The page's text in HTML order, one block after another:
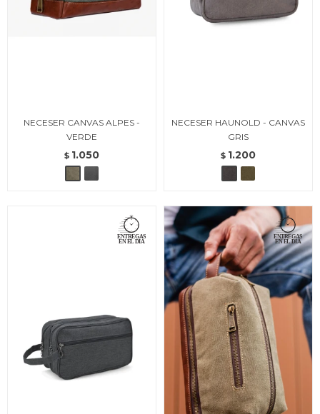
NECESER CANVAS ALPES -
VERDE
$ 1.050
NECESER HAUNOLD - CANVAS
GRIS
$ 1.200